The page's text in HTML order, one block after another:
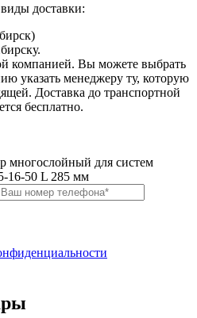
доставки:
компанией. Вы можете выбрать
указать менеджеру ту, которую
Доставка до транспортной
бесплатно.
многослойный для систем
16-50 L 285 мм